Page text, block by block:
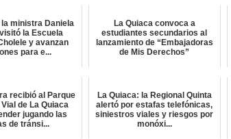
ministra Daniela
la Escuela
y avanzan
para e...
La Quiaca convoca a
estudiantes secundarios al
lanzamiento de “Embajadoras
de Mis Derechos”
recibió al Parque
de La Quiaca
jugando las
de tránsi...
La Quiaca: la Regional Quinta
alertó por estafas telefónicas,
siniestros viales y riesgos por
monóxi...